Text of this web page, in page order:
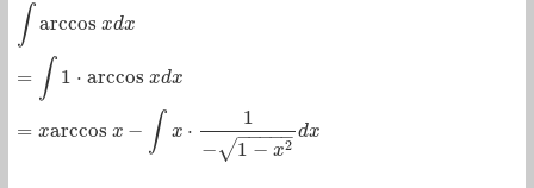
∫ arccos xdx
= ∫ 1 ⋅ arccos xdx
= xarccos x − ∫ x ⋅
1
−
1 − x2
− −
−−−
√
dx
a ccosxdx =∫1⋅a